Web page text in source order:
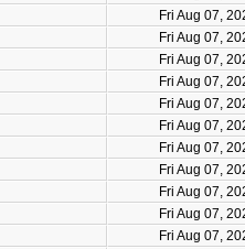
Fri Aug 07,
Fri Aug 07,
Fri Aug 07,
Fri Aug 07,
Fri Aug 07,
Fri Aug 07,
Fri Aug 07,
Fri Aug 07,
Fri Aug 07,
Fri Aug 07,
Fri Aug 07,